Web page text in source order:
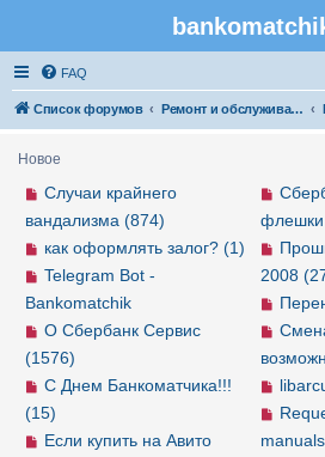
FAQ
Список форумов Ремонт и обслуживание банковской техники
Новое
флешки
2008
Случаи крайнего
вандализма (874)
как оформлять залог? (1)
Telegram Bot -
Bankomatchik
О Сбербанк Сервис
(1576)
С Днем Банкоматчика!!!
(15)
Если купить на Авито